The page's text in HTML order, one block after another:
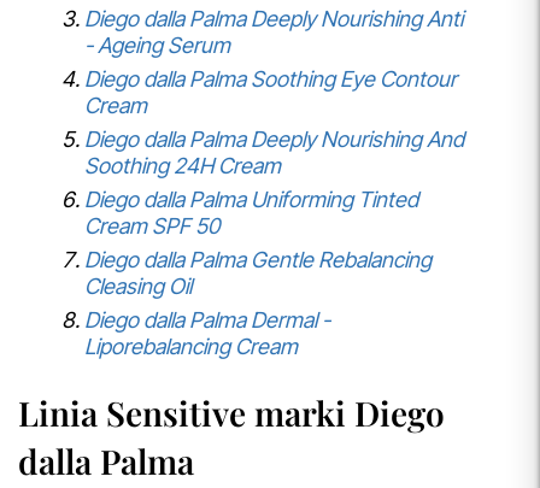
Diego dalla Palma Deeply Nourishing Anti
- Ageing Serum
Diego dalla Palma Soothing Eye Contour
Cream
Diego dalla Palma Deeply Nourishing And
Soothing 24H Cream
Diego dalla Palma Uniforming Tinted
Cream SPF 50
Diego dalla Palma Gentle Rebalancing
Cleasing Oil
Diego dalla Palma Dermal -
Liporebalancing Cream
Linia Sensitive marki Diego
dalla Palma